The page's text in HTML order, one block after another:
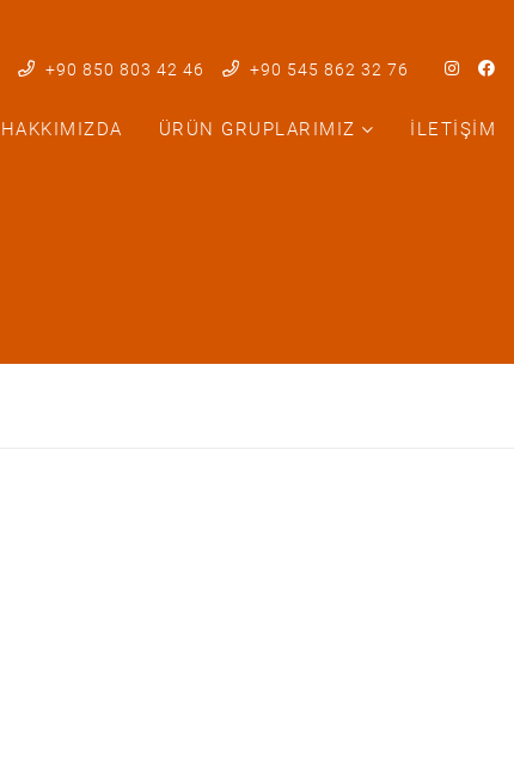
+90 850 803 42 46 +90 545 862 32 76
HAKKIMIZDA ÜRÜN GRUPLARIMIZ İLETIŞIM